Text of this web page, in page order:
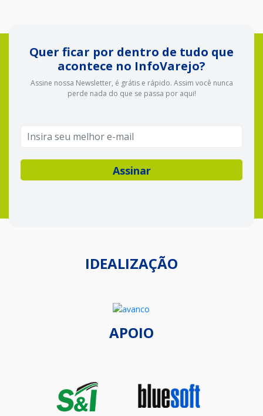
Quer ficar por dentro de tudo que
acontece no InfoVarejo?
Assine nossa Newsletter, é grátis e rápido. Assim você nunca
perde nada do que se passa por aqui!
IDEALIZAÇÃO
APOIO